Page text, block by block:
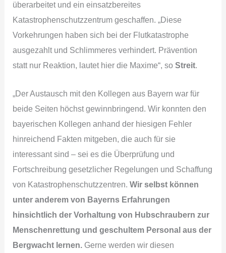
überarbeitet und ein einsatzbereites
Katastrophenschutzzentrum geschaffen. „Diese
Vorkehrungen haben sich bei der Flutkatastrophe
ausgezahlt und Schlimmeres verhindert. Prävention
statt nur Reaktion, lautet hier die Maxime“, soStreit
„Der Austausch mit den Kollegen aus Bayern war für
beide Seiten höchst gewinnbringend. Wir konnten den
bayerischen Kollegen anhand der hiesigen Fehler
hinreichend Fakten mitgeben, die auch für sie
interessant sind – sei es die Überprüfung und
Fortschreibung gesetzlicher Regelungen und Schaffung
von Katastrophenschutzzentren.Wir selbst können
unter anderem von Bayerns Erfahrungen
hinsichtlich der Vorhaltung von Hubschraubern zur
Menschenrettung und geschultem Personal aus der
Bergwacht lernen. Gerne werden wir diesen